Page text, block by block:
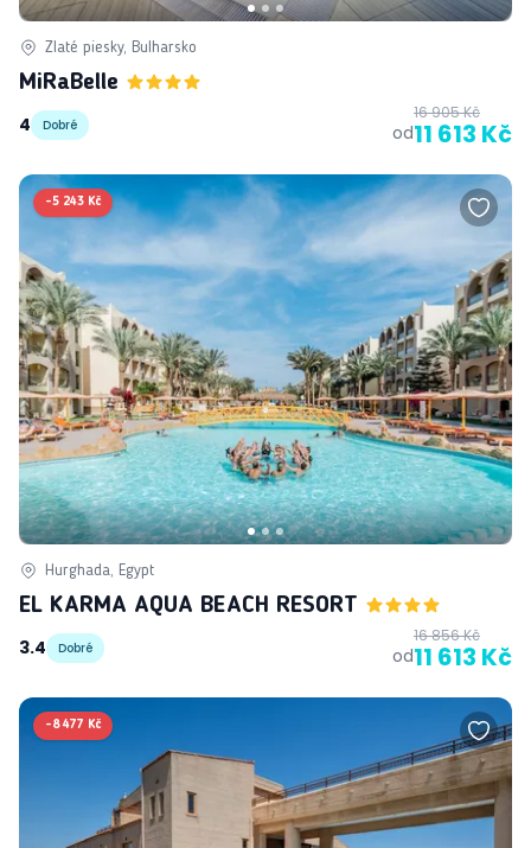
Zlaté piesky, Bulharsko
MiRaBelle
4
Dobré od
16 905 Kč
11 613 Kč
-5 243 Kč
Hurghada, Egypt
EL KARMA AQUA BEACH RESORT
3.4
Dobré od
16 856 Kč
11 613 Kč
-8 477 Kč